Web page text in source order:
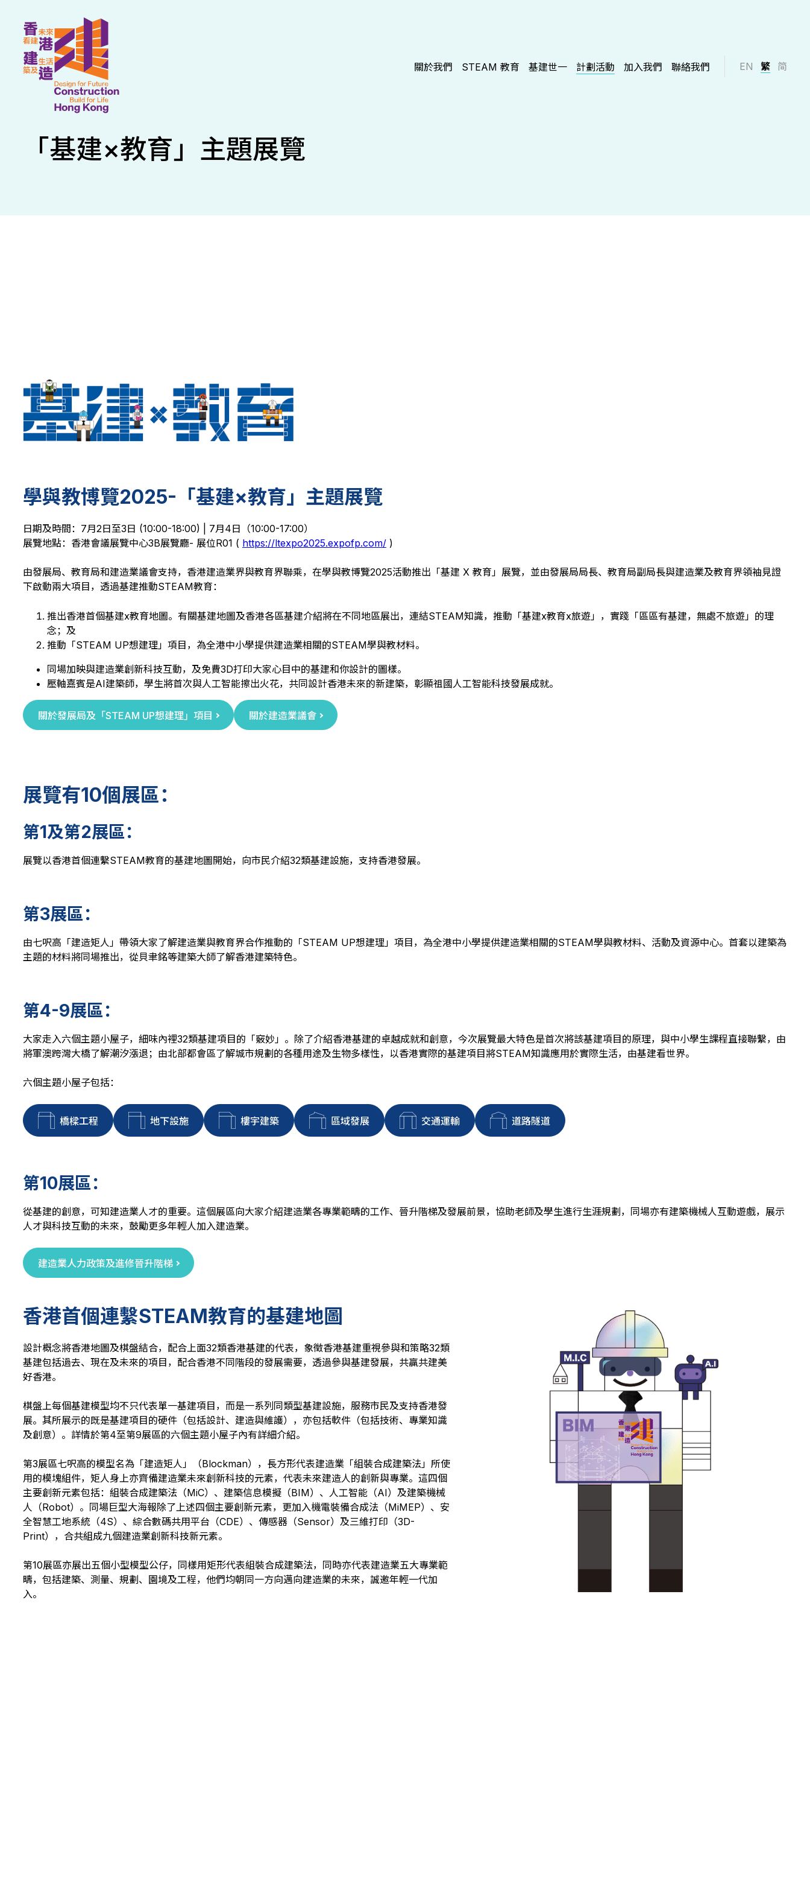
關於我們 STEAM 教育 基建世一 計劃活動 加入我們 聯絡我們 EN 繁 简
「基建×教育」主題展覽
學與教博覽2025-「基建×教育」主題展覽
日期及時間：7月2日至3日 (10:00-18:00) | 7月4日（10:00-17:00）
展覽地點：香港會議展覽中心3B展覽廳- 展位R01 ( https://ltexpo2025.expofp.com/ )
由發展局、教育局和建造業議會支持，香港建造業界與教育界聯乘，在學與教博覽2025活動推出「基建 X 教育」展覽，並由發展局局長、教育局副局長與建造業及教育界領袖見證
下啟動兩大項目，透過基建推動STEAM教育：
推出香港首個基建x教育地圖。有關基建地圖及香港各區基建介紹將在不同地區展出，連結STEAM知識，推動「基建x教育x旅遊」，實踐「區區有基建，無處不旅遊」的理
念；及
推動「STEAM UP想建理」項目，為全港中小學提供建造業相關的STEAM學與教材料。
同場加映與建造業創新科技互動，及免費3D打印大家心目中的基建和你設計的圖樣。
壓軸嘉賓是AI建築師，學生將首次與人工智能擦出火花，共同設計香港未來的新建築，彰顯祖國人工智能科技發展成就。
關於發展局及「STEAM UP想建理」項目 關於建造業議會
展覽有10個展區：
第1及第2展區：
展覽以香港首個連繫STEAM教育的基建地圖開始，向市民介紹32類基建設施，支持香港發展。
第3展區：
由七呎高「建造矩人」帶領大家了解建造業與教育界合作推動的「STEAM UP想建理」項目，為全港中小學提供建造業相關的STEAM學與教材料、活動及資源中心。首套以建築為
主題的材料將同場推出，從貝聿銘等建築大師了解香港建築特色。
第4-9展區：
大家走入六個主題小屋子，細味內裡32類基建項目的「竅妙」。除了介紹香港基建的卓越成就和創意，今次展覽最大特色是首次將該基建項目的原理，與中小學生課程直接聯繫，由
將軍澳跨灣大橋了解潮汐漲退；由北部都會區了解城市規劃的各種用途及生物多樣性，以香港實際的基建項目將STEAM知識應用於實際生活，由基建看世界。
六個主題小屋子包括：
橋樑工程 地下設施 樓宇建築 區域發展 交通運輸 道路隧道
第10展區：
從基建的創意，可知建造業人才的重要。這個展區向大家介紹建造業各專業範疇的工作、晉升階梯及發展前景，協助老師及學生進行生涯規劃，同場亦有建築機械人互動遊戲，展示
人才與科技互動的未來，鼓勵更多年輕人加入建造業。
建造業人力政策及進修晉升階梯
香港首個連繫STEAM教育的基建地圖
設計概念將香港地圖及棋盤結合，配合上面32類香港基建的代表，象徵香港基建重視參與和策略32類
基建包括過去、現在及未來的項目，配合香港不同階段的發展需要，透過參與基建發展，共贏共建美
好香港。
棋盤上每個基建模型均不只代表單一基建項目，而是一系列同類型基建設施，服務市民及支持香港發
展。其所展示的既是基建項目的硬件（包括設計、建造與維護），亦包括軟件（包括技術、專業知識
及創意）。詳情於第4至第9展區的六個主題小屋子內有詳細介紹。
第3展區七呎高的模型名為「建造矩人」（Blockman），長方形代表建造業「組裝合成建築法」所使
用的模塊組件，矩人身上亦齊備建造業未來創新科技的元素，代表未來建造人的創新與專業。這四個
主要創新元素包括：組裝合成建築法（MiC）、建築信息模擬（BIM）、人工智能（AI）及建築機械
人（Robot）。同場巨型大海報除了上述四個主要創新元素，更加入機電裝備合成法（MiMEP）、安
全智慧工地系統（4S）、綜合數碼共用平台（CDE）、傳感器（Sensor）及三維打印（3D-
Print），合共組成九個建造業創新科技新元素。
第10展區亦展出五個小型模型公仔，同樣用矩形代表組裝合成建築法，同時亦代表建造業五大專業範
疇，包括建築、測量、規劃、園境及工程，他們均朝同一方向邁向建造業的未來，誠邀年輕一代加
入。